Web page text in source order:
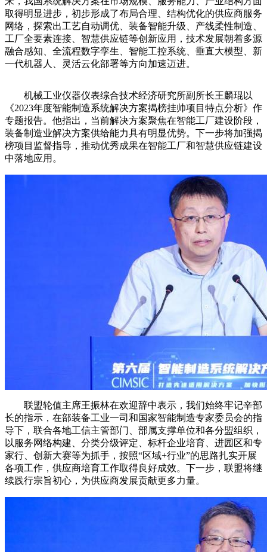
取得明显进步，初步形成了布局合理、结构优化的供应商服务
网络，探索出工艺自动调优、装备智能升级、产线柔性制造、
工厂全要素连接、智慧供应链等创新应用，技术发展朝着多源
融合感知、全流程数字孪生、智能工控系统、垂直大模型、新
一代机器人、灵活云化部署等方向加速迈进。
机械工业仪器仪表综合技术经济研究所副所长王麟琨以
《2023年度智能制造系统解决方案揭榜挂帅项目特点分析》作
专题报告。他指出，当前解决方案聚焦在智能工厂建设阶段，
装备制造业解决方案供给能力具有明显优势。下一步将加强揭
榜项目监督指导，推动优秀成果在智能工厂和智慧供应链建设
中落地应用。
联盟轮值主席王振林在欢迎辞中表示，我们始终牢记辛部
长的指示，在部装备工业一司和国家智能制造专家委员会的指
导下，联合各地工信主管部门、部属支撑单位和各分盟组织，
以服务网络构建、分类分级评定、标杆企业培育、进园区和专
家行、创新大赛等为抓手，按照“区域+行业”的思路扎实开展
各项工作，供应商培育工作取得良好成效。下一步，联盟将继
续践行宗旨初心，为供应商发展贡献更多力量。